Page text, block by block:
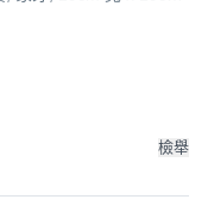
檢舉